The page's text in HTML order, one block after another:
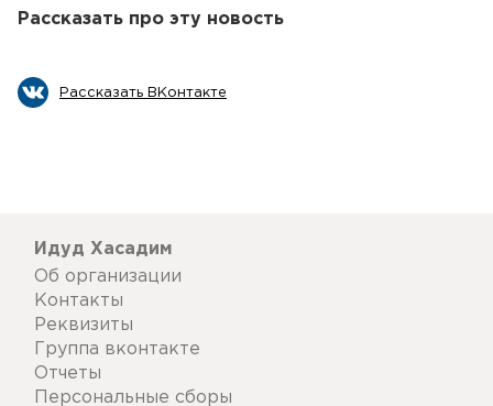
Рассказать про эту новость
Рассказать ВКонтакте
Идуд Хасадим
Об организации
Контакты
Реквизиты
Группа вконтакте
Отчеты
Персональные сборы